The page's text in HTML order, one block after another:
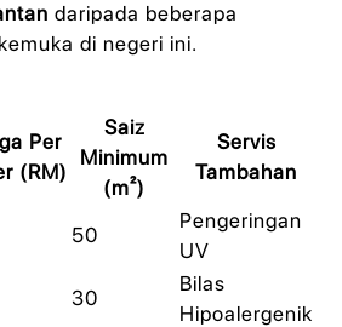
daripada beberapa
di negeri ini.
Per
(RM)
Saiz
Minimum
(m²)
Servis
Tambahan
50
Pengeringan
UV
30
Bilas
Hipoalergenik